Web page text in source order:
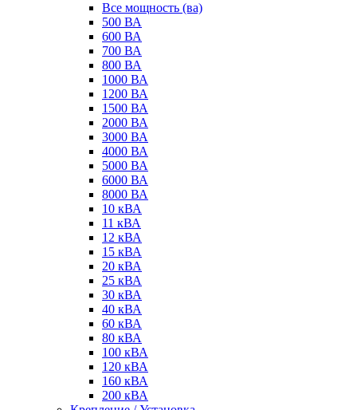
Все мощность (ва)
500 ВА
600 ВА
700 ВА
800 ВА
1000 ВА
1200 ВА
1500 ВА
2000 ВА
3000 ВА
4000 ВА
5000 ВА
6000 ВА
8000 ВА
10 кВА
11 кВА
12 кВА
15 кВА
20 кВА
25 кВА
30 кВА
40 кВА
60 кВА
80 кВА
100 кВА
120 кВА
160 кВА
200 кВА